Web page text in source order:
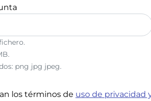
png jpg jpeg.
los términos de uso de privacidad